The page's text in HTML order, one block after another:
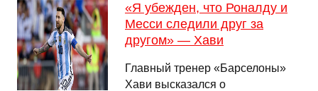
«Я убежден, что Роналду и
Месси следили друг за
другом» — Хави
Главный тренер «Барселоны»
Хави высказался о